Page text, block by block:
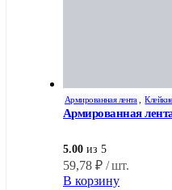
Армированная лента
Армированная
5.00 из 5
59,78 ₽ / шт.
В корзину